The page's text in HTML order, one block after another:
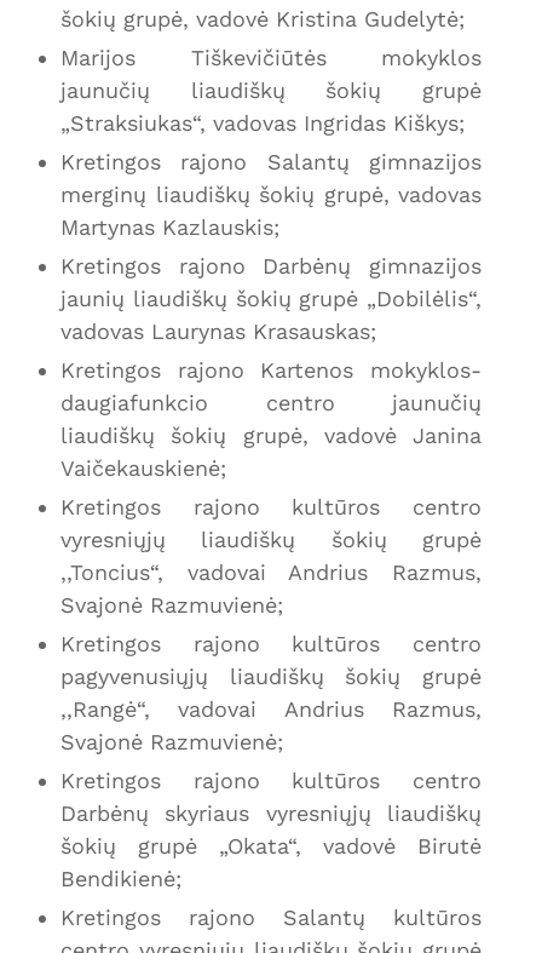
šokių grupė, vadovė Kristina Gudelytė;
Marijos Tiškevičiūtės mokyklos
jaunučių liaudiškų šokių grupė
„Straksiukas“, vadovas Ingridas Kiškys;
Kretingos rajono Salantų gimnazijos
merginų liaudiškų šokių grupė, vadovas
Martynas Kazlauskis;
Kretingos rajono Darbėnų gimnazijos
jaunių liaudiškų šokių grupė „Dobilėlis“,
vadovas Laurynas Krasauskas;
Kretingos rajono Kartenos mokyklos-
daugiafunkcio centro jaunučių
liaudiškų šokių grupė, vadovė Janina
Vaičekauskienė;
Kretingos rajono kultūros centro
vyresniųjų liaudiškų šokių grupė
,,Toncius“, vadovai Andrius Razmus,
Svajonė Razmuvienė;
Kretingos rajono kultūros centro
pagyvenusiųjų liaudiškų šokių grupė
,,Rangė“, vadovai Andrius Razmus,
Svajonė Razmuvienė;
Kretingos rajono kultūros centro
Darbėnų skyriaus vyresniųjų liaudiškų
šokių grupė „Okata“, vadovė Birutė
Bendikienė;
Kretingos rajono Salantų kultūros